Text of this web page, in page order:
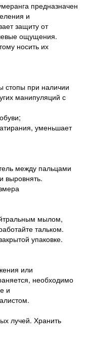
предназначен
и
защиту от
ощущения.
носить их
стопы при наличии
манипуляций с
уменьшает
между пальцами
выровнять.
мылом,
тальком.
упаковке.
или
необходимо
и
лучей. Хранить